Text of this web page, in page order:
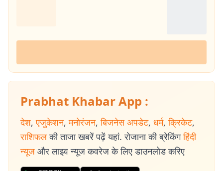
Prabhat Khabar App :
देश, एजुकेशन, मनोरंजन, बिजनेस अपडेट, धर्म, क्रिकेट,
राशिफल की ताजा खबरें पढ़ें यहां. रोजाना की ब्रेकिंग हिंदी
न्यूज और लाइव न्यूज कवरेज के लिए डाउनलोड करिए